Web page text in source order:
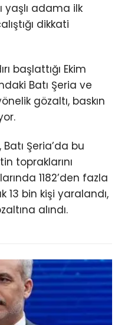
yaşlı adama ilk
dikkati
başlattığı Ekim
Batı Şeria ve
gözaltı, baskın
Şeria’da bu
topraklarını
1182’den fazla
13 bin kişi yaralandı,
alındı.